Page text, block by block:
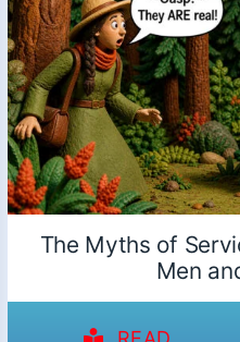
The Myths of
Men